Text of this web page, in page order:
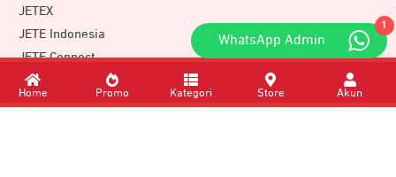
JETEX
JETE Indonesia
JETE Connect
XSports Medal
1
WhatsApp Admin
Home Promo Kategori Store Akun